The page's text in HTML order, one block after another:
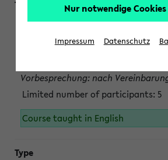
Projektmodul "Bakterielle
Persönliche Anmeldung beim
Vorbesprechung: nach
Limited number of participants: 5
Course taught in English
Nur notwendige
Impressum Datenschutz